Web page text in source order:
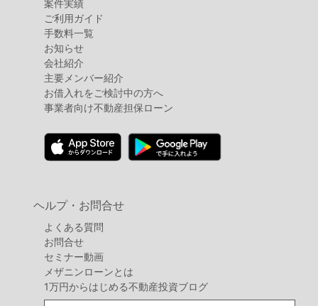
案件実績
ご利用ガイド
手数料一覧
お知らせ
会社紹介
主要メンバー紹介
お借入れをご検討中の方へ
事業者向け不動産担保ローン
ヘルプ・お問合せ
よくある質問
お問合せ
セミナー動画
メザニンローンとは
1万円からはじめる不動産投資ブログ